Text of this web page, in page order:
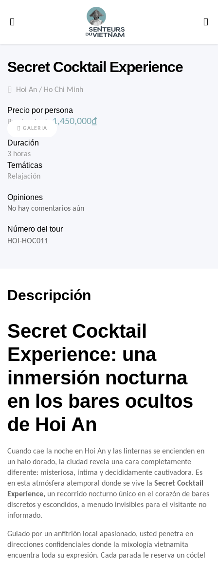
Secret Cocktail Experience
Hoi An / Ho Chi Minh
GALERIA
Precio por persona
Precios desde 1,450,000₫
Duración
3 horas
Temáticas
Relajación
Opiniones
No hay comentarios aún
Número del tour
HOI-HOC011
Descripción
Secret Cocktail
Experience: una
inmersión nocturna
en los bares ocultos
de Hoi An
Cuando cae la noche en Hoi An y las linternas se encienden en
un halo dorado, la ciudad revela una cara completamente
diferente: misteriosa, íntima y decididamente cautivadora. Es
en esta atmósfera atemporal donde se vive la Secret Cocktail
Experience, un recorrido nocturno único en el corazón de bares
discretos y escondidos, a menudo invisibles para el visitante no
informado.
Guiado por un anfitrión local apasionado, usted penetra en
direcciones confidenciales donde la mixología vietnamita
encuentra toda su expresión. Cada parada le reserva un cóctel